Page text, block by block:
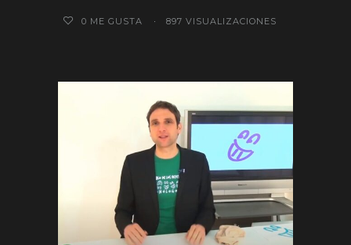
0 ME GUSTA 897 VISUALIZACIONES